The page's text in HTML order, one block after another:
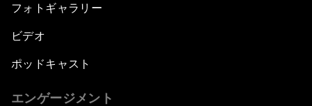
フォトギャラリー
ビデオ
ポッドキャスト
エンゲージメント